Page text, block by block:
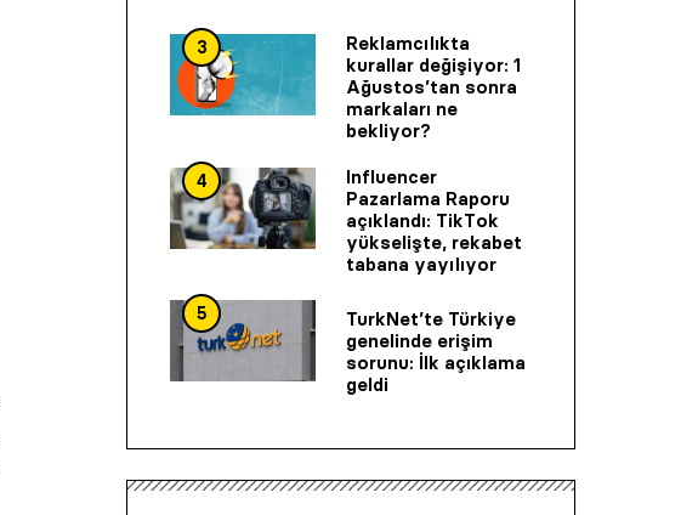
3
Reklamcılıkta
kurallar değişiyor: 1
Ağustos’tan sonra
markaları ne
bekliyor?
4
Influencer
Pazarlama Raporu
açıklandı: TikTok
yükselişte, rekabet
tabana yayılıyor
5
TurkNet’te Türkiye
genelinde erişim
sorunu: İlk açıklama
geldi